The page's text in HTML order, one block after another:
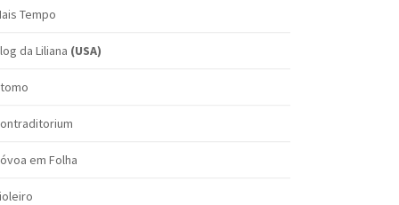
Tempo
da Liliana (USA)
em Folha